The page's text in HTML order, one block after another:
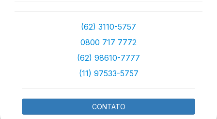
(62) 3110-5757
0800 717 7772
(62) 98610-7777
(11) 97533-5757
CONTATO